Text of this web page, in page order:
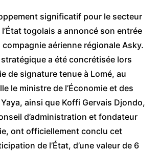
significatif pour le secteur
togolais a annoncé son entrée
aérienne régionale Asky.
a été concrétisée lors
de signature tenue à Lomé, au
le ministre de l’Économie et des
ainsi que Koffi Gervais Djondo,
d’administration et fondateur
ont officiellement conclu cet
de l’État, d’une valeur de 6